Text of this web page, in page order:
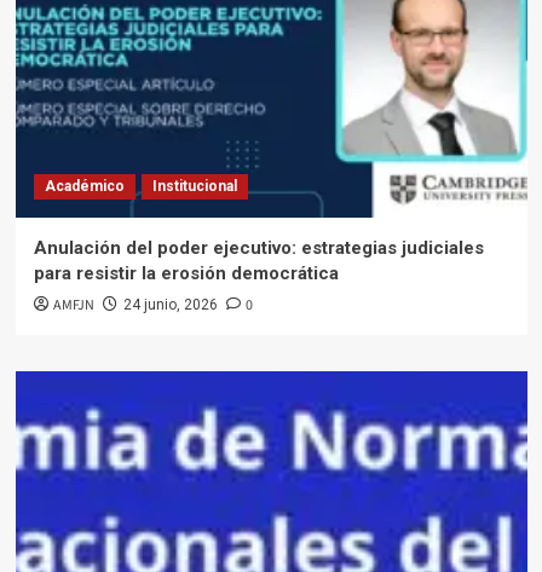
Académico Institucional
Anulación del poder ejecutivo: estrategias judiciales
para resistir la erosión democrática
AMFJN 24 junio, 2026 0